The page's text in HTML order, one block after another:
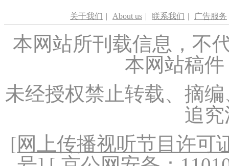
关于我们 | About us | 联系我们 | 广告服务
本网站所刊载信息，不
本网站稿
未经授权禁止转载、摘
追
[网上传播视听节目许可